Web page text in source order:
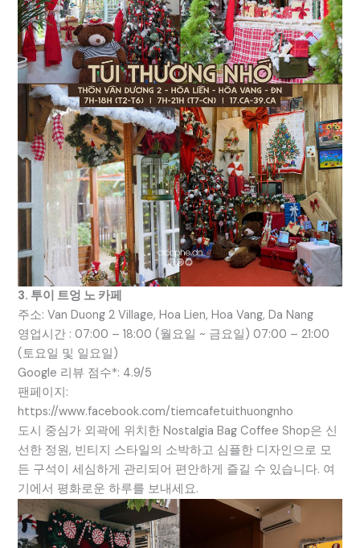
3. 투이 트엉 노 카페
주소: Van Duong 2 Village, Hoa Lien, Hoa Vang, Da Nang
영업시간 : 07:00 – 18:00 (월요일 ~ 금요일) 07:00 – 21:00
(토요일 및 일요일)
Google 리뷰 점수*: 4.9/5
팬페이지:
https://www.facebook.com/tiemcafetuithuongnho
도시 중심가 외곽에 위치한 Nostalgia Bag Coffee Shop은 신
선한 정원, 빈티지 스타일의 소박하고 심플한 디자인으로 모
든 구석이 세심하게 관리되어 편안하게 즐길 수 있습니다. 여
기에서 평화로운 하루를 보내세요.